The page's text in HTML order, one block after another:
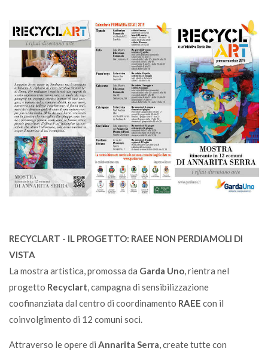
RECYCLART - IL PROGETTO: RAEE NON PERDIAMOLI DI
VISTA
La mostra artistica, promossa da Garda Uno, rientra nel
progetto Recyclart, campagna di sensibilizzazione
coofinanziata dal centro di coordinamento RAEE con il
coinvolgimento di 12 comuni soci.
Attraverso le opere di Annarita Serra, create tutte con